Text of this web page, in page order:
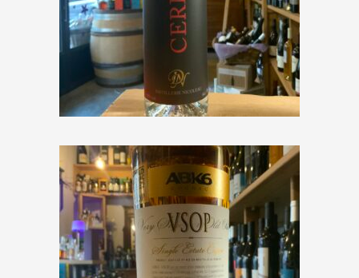
Distillerie Nicoleau « O 2 Vie
Cerise »
€42,50